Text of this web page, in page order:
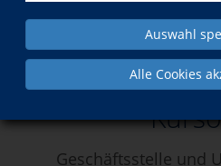
Auswahl
Alle Cookies
Kursorte
Geschäftsstelle und